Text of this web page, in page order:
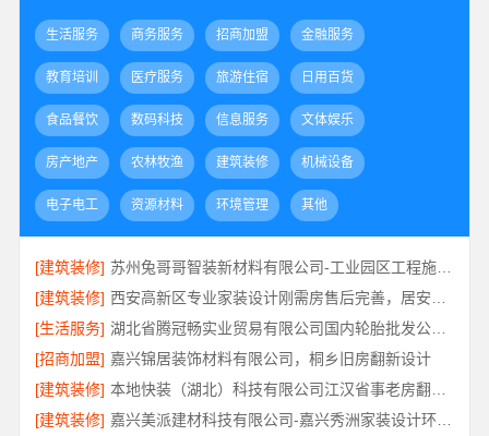
生活服务 商务服务 招商加盟 金融服务
教育培训 医疗服务 旅游住宿 日用百货
食品餐饮 数码科技 信息服务 文体娱乐
房产地产 农林牧渔 建筑装修 机械设备
电子电工 资源材料 环境管理 其他
[建筑装修]
苏州兔哥哥智装新材料有限公司-工业园区工程施工二手房全包服务
[建筑装修]
[生活服务]
湖北省腾冠畅实业贸易有限公司国内轮胎批发公司流程详解
[招商加盟] 嘉兴锦居装饰材料有限公司，桐乡旧房翻新设计
[建筑装修]
[建筑装修]
嘉兴美派建材科技有限公司-嘉兴秀洲家装设计环保材料推荐